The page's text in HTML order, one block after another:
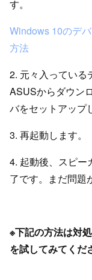
す。
Windows 10のデ
方法
2. 元々入っている
ASUSからダウン
バをセットアップ
3. 再起動します。
4. 起動後、スピー
了です。まだ問題
※下記の方法は対
を試してみてくだ